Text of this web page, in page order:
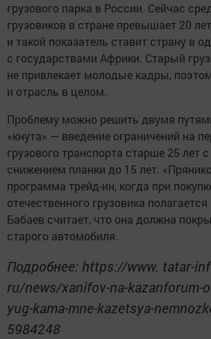
грузового парка в России. Сейчас
грузовиков в стране превышает 20
и такой показатель ставит страну в
с государствами Африки. Старый
не привлекает молодые кадры,
и отрасль в целом.
Проблему можно решить двумя
«кнута» — введение ограничений на
грузового транспорта старше 25 лет
снижением планки до 15 лет.
программа трейд-ин, когда при
отечественного грузовика
Бабаев считает, что она должна
старого автомобиля.
Подробнее: https://www. tatar-
ru/news/xanifov-na-kazanforum-
yug-kama-mne-kazetsya-
5984248